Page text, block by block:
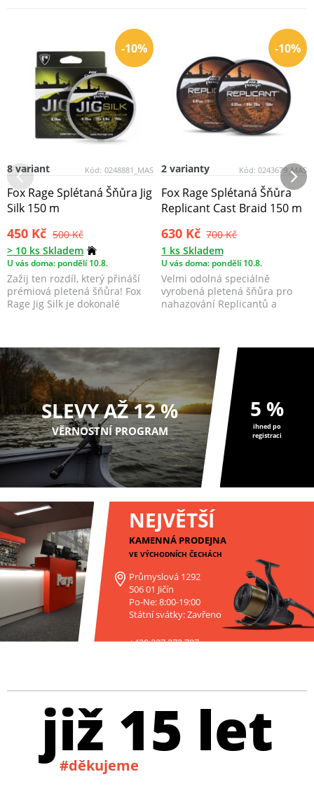
-10%
Kód: 0248881_MAS
8 variant
Fox Rage Splétaná Šňůra Jig
Silk 150 m
450 Kč 500 Kč
> 10 ks Skladem
U vás doma: pondělí 10.8.
Zažij ten rozdíl, který přináší
prémiová pletená šňůra! Fox
Rage Jig Silk je dokonalé
-10%
Kód: 0243679_MAS
2 varianty
Fox Rage Splétaná Šňůra
Replicant Cast Braid 150 m
630 Kč 700 Kč
1 ks Skladem
U vás doma: pondělí 10.8.
Velmi odolná speciálně
vyrobená pletená šňůra pro
nahazování Replicantů a
SLEVY AŽ 12 %
VĚRNOSTNÍ PROGRAM
5 %
ihned po
registraci
NEJVĚTŠÍ
KAMENNÁ PRODEJNA
VE VÝCHODNÍCH ČECHÁCH
Průmyslová 1292
506 01 Jičín
Po-Ne: 8:00-19:00
Státní svátky: Zavřeno
+420 227 272 797
již 15 let
#děkujeme